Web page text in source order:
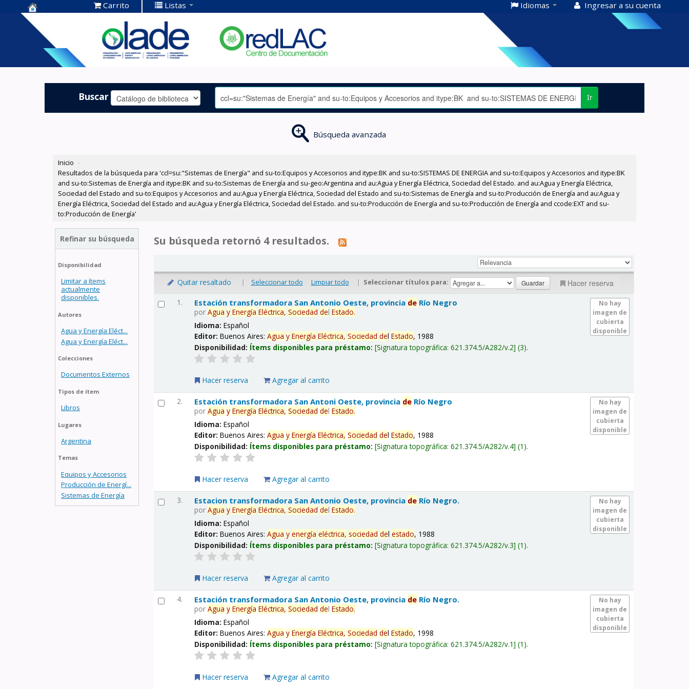
Centro de
Documentación
OLADE -
Carrito Listas Idiomas Ingresar a su cuenta
Buscar Ir
Búsqueda avanzada
Inicio ›
Resultados de la búsqueda para 'ccl=su:"Sistemas de Energía" and su-to:Equipos y Accesorios and itype:BK and su-to:SISTEMAS DE ENERGIA and su-to:Equipos y Accesorios and itype:BK
and su-to:Sistemas de Energía and itype:BK and su-to:Sistemas de Energía and su-geo:Argentina and au:Agua y Energía Eléctrica, Sociedad del Estado. and au:Agua y Energía Eléctrica,
Sociedad del Estado and su-to:Equipos y Accesorios and au:Agua y Energía Eléctrica, Sociedad del Estado and su-to:Sistemas de Energía and su-to:Producción de Energía and au:Agua y
Energía Eléctrica, Sociedad del Estado and au:Agua y Energía Eléctrica, Sociedad del Estado. and su-to:Producción de Energía and su-to:Producción de Energía and ccode:EXT and su-
to:Producción de Energía'
Refinar su búsqueda
Disponibilidad
Limitar a ítems
actualmente
disponibles.
Autores
Agua y Energía Eléct...
Agua y Energía Eléct...
Colecciones
Documentos Externos
Tipos de ítem
Libros
Lugares
Argentina
Temas
Equipos y Accesorios
Producción de Energí...
Sistemas de Energía
Su búsqueda retornó 4 resultados.
Quitar resaltado | Seleccionar todo Limpiar todo | Seleccionar títulos para: Hacer reserva
1.
No hay
imagen de
cubierta
disponible
Estación transformadora San Antonio Oeste, provincia de Río Negro
porAgua y Energía Eléctrica, Sociedad delEstado.
Idioma:Español
Editor:Buenos Aires:Agua y Energía Eléctrica, Sociedad delEstado, 1988
Disponibilidad: Ítems disponibles para préstamo: Signatura topográfica:621.374.5/A282/v.2 (3).
Hacer reserva Agregar al carrito
2.
No hay
imagen de
cubierta
disponible
Estación transformadora San Antoni Oeste, provincia de Río Negro
porAgua y Energía Eléctrica, Sociedad delEstado.
Idioma:Español
Editor:Buenos Aires:Agua y Energía Eléctrica, Sociedad delEstado, 1988
Disponibilidad: Ítems disponibles para préstamo: Signatura topográfica:621.374.5/A282/v.4 (1).
Hacer reserva Agregar al carrito
3.
No hay
imagen de
cubierta
disponible
Estacion transformadora San Antonio Oeste, provincia de Río Negro.
porAgua y Energía Eléctrica, Sociedad delEstado.
Idioma:Español
Editor:Buenos Aires:Agua y energía eléctrica, sociedad delestado, 1988
Disponibilidad: Ítems disponibles para préstamo: Signatura topográfica:621.374.5/A282/v.3 (1).
Hacer reserva Agregar al carrito
4.
No hay
imagen de
cubierta
disponible
Estación transformadora San Antonio Oeste, provincia de Río Negro.
porAgua y Energía Eléctrica, Sociedad delEstado.
Idioma:Español
Editor:Buenos Aires:Agua y Energía Eléctrica, Sociedad delEstado, 1998
Disponibilidad: Ítems disponibles para préstamo: Signatura topográfica:621.374.5/A282/v.1 (1).
Hacer reserva Agregar al carrito